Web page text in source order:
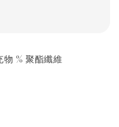
% 聚酯纖維